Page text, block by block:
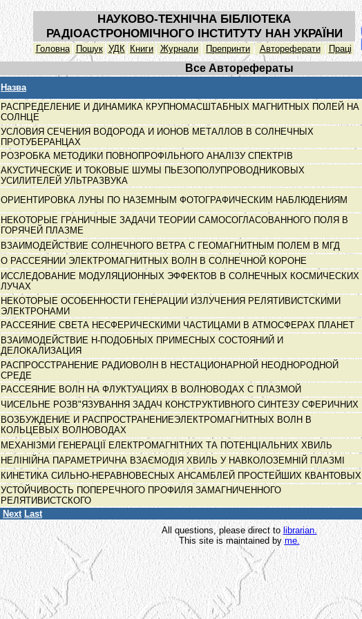
НАУКОВО-ТЕХНІЧНА БІБЛІОТЕКА
РАДІОАСТРОНОМІЧНОГО ІНСТИТУТУ НАН УКРАЇНИ
Головна Пошук УДК Книги Журнали Препринти Автореферати Праці
Все Авторефераты
Назва
РАСПРЕДЕЛЕНИЕ И ДИНАМИКА КРУПНОМАСШТАБНЫХ МАГНИТНЫХ ПОЛЕЙ НА
СОЛНЦЕ
УСЛОВИЯ СЕЧЕНИЯ ВОДОРОДА И ИОНОВ МЕТАЛЛОВ В СОЛНЕЧНЫХ
ПРОТУБЕРАНЦАХ
РОЗРОБКА МЕТОДИКИ ПОВНОПРОФІЛЬНОГО АНАЛІЗУ СПЕКТРІВ
АКУСТИЧЕСКИЕ И ТОКОВЫЕ ШУМЫ ПЬЕЗОПОЛУПРОВОДНИКОВЫХ
УСИЛИТЕЛЕЙ УЛЬТРАЗВУКА
ОРИЕНТИРОВКА ЛУНЫ ПО НАЗЕМНЫМ ФОТОГРАФИЧЕСКИМ НАБЛЮДЕНИЯМ
НЕКОТОРЫЕ ГРАНИЧНЫЕ ЗАДАЧИ ТЕОРИИ САМОСОГЛАСОВАННОГО ПОЛЯ В
ГОРЯЧЕЙ ПЛАЗМЕ
ВЗАИМОДЕЙСТВИЕ СОЛНЕЧНОГО ВЕТРА С ГЕОМАГНИТНЫМ ПОЛЕМ В МГД
О РАССЕЯНИИ ЭЛЕКТРОМАГНИТНЫХ ВОЛН В СОЛНЕЧНОЙ КОРОНЕ
ИССЛЕДОВАНИЕ МОДУЛЯЦИОННЫХ ЭФФЕКТОВ В СОЛНЕЧНЫХ КОСМИЧЕСКИХ
ЛУЧАХ
НЕКОТОРЫЕ ОСОБЕННОСТИ ГЕНЕРАЦИИ ИЗЛУЧЕНИЯ РЕЛЯТИВИСТСКИМИ
ЭЛЕКТРОНАМИ
РАССЕЯНИЕ СВЕТА НЕСФЕРИЧЕСКИМИ ЧАСТИЦАМИ В АТМОСФЕРАХ ПЛАНЕТ
ВЗАИМОДЕЙСТВИЕ Н-ПОДОБНЫХ ПРИМЕСНЫХ СОСТОЯНИЙ И
ДЕЛОКАЛИЗАЦИЯ
РАСПРОССТРАНЕНИЕ РАДИОВОЛН В НЕСТАЦИОНАРНОЙ НЕОДНОРОДНОЙ
СРЕДЕ
РАССЕЯНИЕ ВОЛН НА ФЛУКТУАЦИЯХ В ВОЛНОВОДАХ С ПЛАЗМОЙ
ЧИСЕЛЬНЕ РОЗВ"ЯЗУВАННЯ ЗАДАЧ КОНСТРУКТИВНОГО СИНТЕЗУ СФЕРИЧНИХ
ВОЗБУЖДЕНИЕ И РАСПРОСТРАНЕНИЕЭЛЕКТРОМАГНИТНЫХ ВОЛН В
КОЛЬЦЕВЫХ ВОЛНОВОДАХ
МЕХАНІЗМИ ГЕНЕРАЦІЇ ЕЛЕКТРОМАГНІТНИХ ТА ПОТЕНЦІАЛЬНИХ ХВИЛЬ
НЕЛІНІЙНА ПАРАМЕТРИЧНА ВЗАЄМОДІЯ ХВИЛЬ У НАВКОЛОЗЕМНІЙ ПЛАЗМІ
КИНЕТИКА СИЛЬНО-НЕРАВНОВЕСНЫХ АНСАМБЛЕЙ ПРОСТЕЙШИХ КВАНТОВЫХ
УСТОЙЧИВОСТЬ ПОПЕРЕЧНОГО ПРОФИЛЯ ЗАМАГНИЧЕННОГО
РЕЛЯТИВИСТСКОГО
Next Last
All questions, please direct to librarian.
This site is maintained byme.